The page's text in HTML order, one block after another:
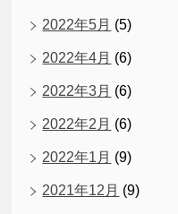
2022年5月 (5)
2022年4月 (6)
2022年3月 (6)
2022年2月 (6)
2022年1月 (9)
2021年12月 (9)